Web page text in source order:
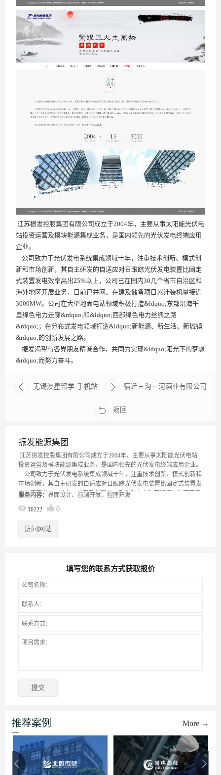
江苏振发控股集团有限公司成立于2004年，主要从事太阳能光伏电
站投资运营及模块能源集成业务，是国内领先的光伏发电终端应用
企业。
公司致力于光伏发电系统集成领域十年，注重技术创新、模式创
新和市场创新，其自主研发的自适应对日跟踪光伏发电装置比固定
式装置发电效率高出25%以上，公司已在国内30几个省市自治区和
海外地区开展业务，目前已并网、在建及储备项目累计装机量接近
3000MW。公司在大型地面电站领域积极打造&ldquo;东部沿海千
里绿色电力走廊&rdquo;和&ldquo;西部绿色电力丝绸之路
&rdquo;；在分布式发电领域打造&ldquo;新能源、新生活、新城镇
&rdquo;的创新发展之路。
振发渴望与各界朋友精诚合作，共同为实现&ldquo;阳光下的梦想
&rdquo;而努力奋斗。
无锡澳星留学-手机站 宿迁三沟一河酒业有限公司
返回
振发能源集团
江苏振发控股集团有限公司成立于2004年，主要从事太阳能光伏电站
投资运营及模块能源集成业务，是国内领先的光伏发电终端应用企业。
公司致力于光伏发电系统集成领域十年，注重技术创新、模式创新和
市场创新，其自主研发的自适应对日跟踪光伏发电装置比固定式装置发
电效率高出25%以上，公司已在国内30几个省市自治区和海外地区开展
大型地面电站领域积极打造&ldquo;东部沿海千里绿色电力走廊&rdquo;
&ldquo;新能源、新生活、新城镇&rdquo;的创新发展之路。
服务内容： 界面设计、前端开发、程序开发
10222 0
访问网站
填写您的联系方式获取报价
More →
推荐案例